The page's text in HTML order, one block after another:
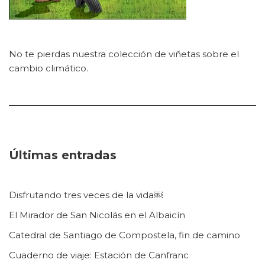
No te pierdas nuestra colección de viñetas sobre el
cambio climático.
Últimas entradas
Disfrutando tres veces de la vida￼
El Mirador de San Nicolás en el Albaicín
Catedral de Santiago de Compostela, fin de camino
Cuaderno de viaje: Estación de Canfranc